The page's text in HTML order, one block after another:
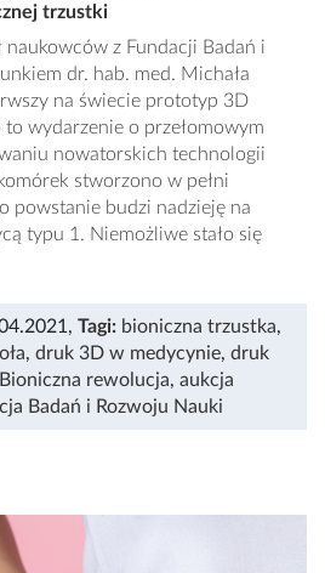
trzustki
naukowców z Fundacji Badań i
dr. hab. med. Michała
na świecie prototyp 3D
wydarzenie o przełomowym
nowatorskich technologii
stworzono w pełni
powstanie budzi nadzieję na
typu 1. Niemożliwe stało się
, Tagi: bioniczna trzustka,
, druk 3D w medycynie, druk
Bioniczna rewolucja, aukcja
Badań i Rozwoju Nauki